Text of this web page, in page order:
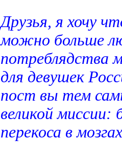
Друзья, я хочу
можно больше
потреблядства
для девушек
пост вы тем
великой миссии:
перекоса в